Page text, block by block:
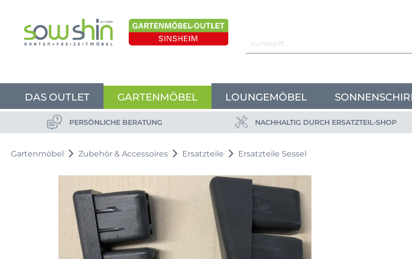
DAS OUTLET GARTENMÖBEL LOUNGEMÖBEL
PERSÖNLICHE BERATUNG NACHHALTIG DURCH ERSATZTEIL-SHOP
Gartenmöbel Zubehör & Accessoires Ersatzteile Ersatzteile Sessel